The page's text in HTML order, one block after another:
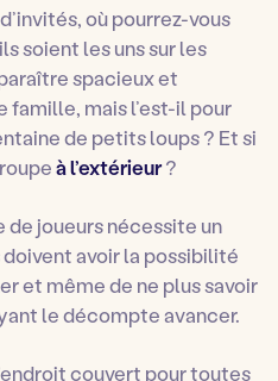
où pourrez-vous
soient les uns sur les
spacieux et
famille, mais l’est-il pour
de petits loups ? Et si
à l’extérieur?
joueurs nécessite un
avoir la possibilité
et même de ne plus savoir
le décompte avancer.
couvert pour toutes